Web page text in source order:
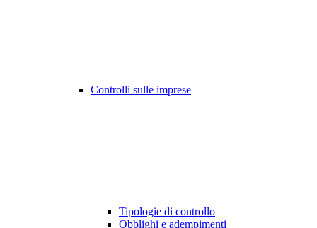
Controlli sulle imprese
Tipologie di controllo
Obblighi e adempimenti